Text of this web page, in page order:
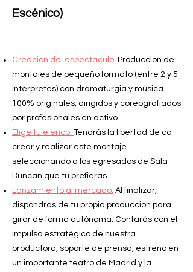
Escénico)
Creación del espectáculo: Producción de
montajes de pequeño formato (entre 2 y 5
intérpretes) con dramaturgia y música
100% originales, dirigidos y coreografiados
por profesionales en activo.
Elige tu elenco: Tendrás la libertad de co-
crear y realizar este montaje
seleccionando a los egresados de Sala
Duncan que tú prefieras.
Lanzamiento al mercado: Al finalizar,
dispondrás de tu propia producción para
girar de forma autónoma. Contarás con el
impulso estratégico de nuestra
productora, soporte de prensa, estreno en
un importante teatro de Madrid y la